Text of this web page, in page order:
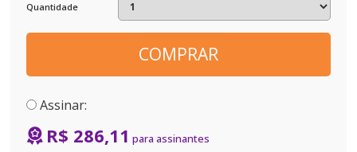
Quantidade
COMPRAR
Assinar:
R$ 286,11